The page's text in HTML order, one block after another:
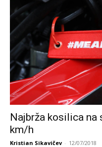
Najbrža kosilica na
km/h
Kristian Sikavičev - 12/07/2018